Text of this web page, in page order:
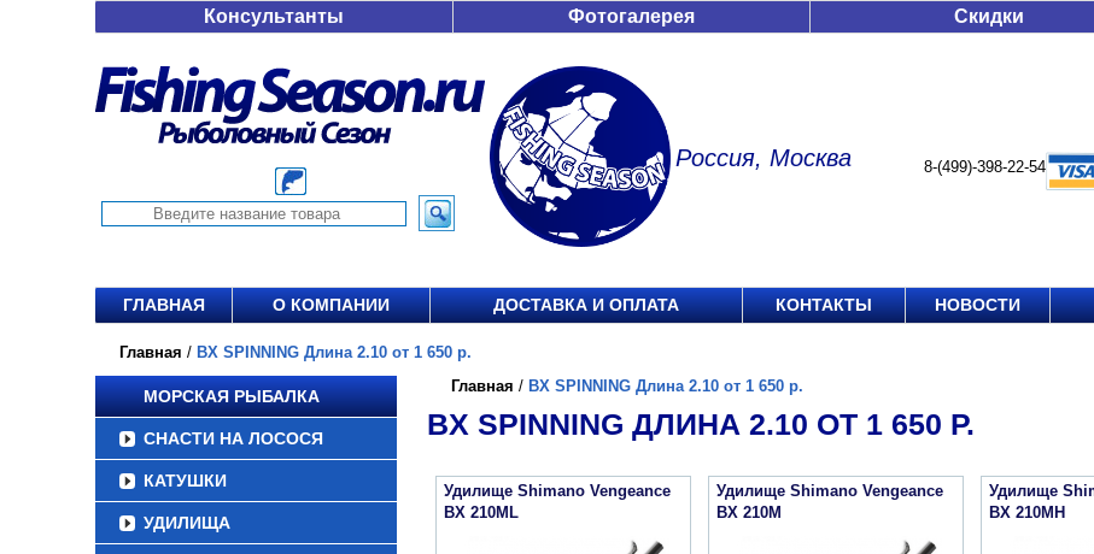
Консультанты Фотогалерея Скидки
Россия, Москва 8-(499)-398-22-54
ГЛАВНАЯ О КОМПАНИИ ДОСТАВКА И ОПЛАТА КОНТАКТЫ НОВОСТИ
Главная / BX SPINNING Длина 2.10 от 1 650 р.
МОРСКАЯ РЫБАЛКА
СНАСТИ НА ЛОСОСЯ
КАТУШКИ
УДИЛИЩА
Главная / BX SPINNING Длина 2.10 от 1 650 р.
BX SPINNING ДЛИНА 2.10 ОТ 1 650 Р.
Удилище Shimano Vengeance
BX 210ML
Удилище Shimano Vengeance
BX 210M
Удилище
BX 210MH